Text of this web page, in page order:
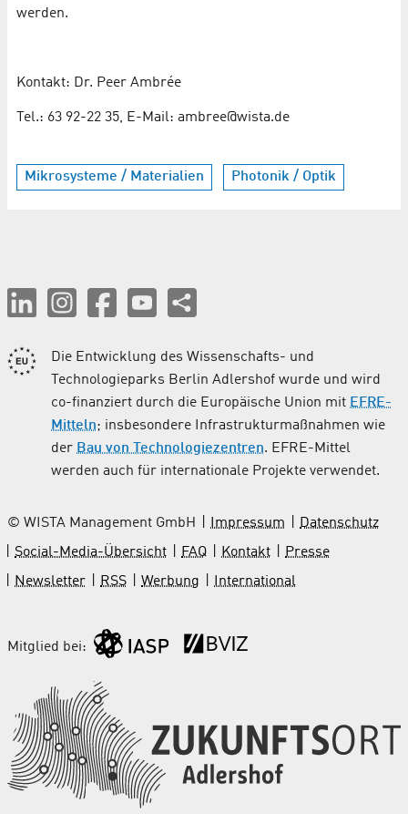
werden.
Kontakt: Dr. Peer Ambrée
Tel.: 63 92-22 35, E-Mail: ambree@wista.de
Mikrosysteme / Materialien Photonik / Optik
Die Entwicklung des Wissenschafts- und
Technologieparks Berlin Adlershof wurde und wird
co-finanziert durch die Europäische Union mit EFRE-
Mitteln; insbesondere Infrastrukturmaßnahmen wie
der Bau von Technologiezentren. EFRE-Mittel
werden auch für internationale Projekte verwendet.
© WISTA Management GmbH Impressum
Datenschutz
Social-Media-Übersicht
FAQ Kontakt
Presse
Newsletter
RSS Werbung International
Mitglied bei: